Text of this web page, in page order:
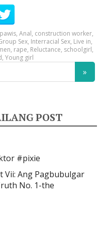
,Anal, construction worker,
Sex, Interracial Sex, Live in,
, rape, Reluctance, schoolgirl,
,Young girl
POST
#pixie
Vii: Ang Pagbubulgar
No. 1-the